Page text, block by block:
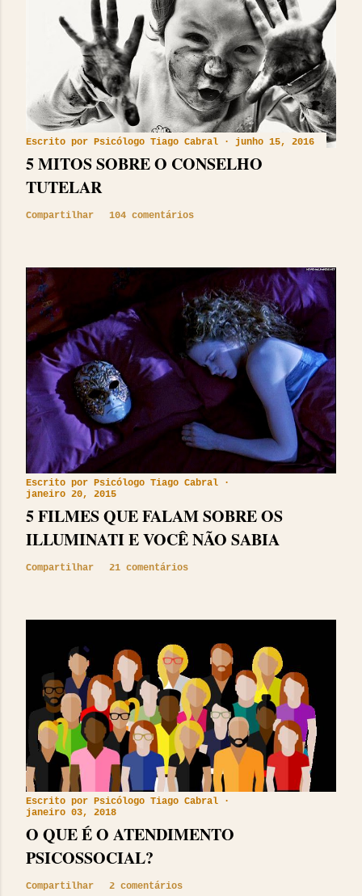
Escrito por Psicólogo Tiago Cabral junho 15, 2016
5 MITOS SOBRE O CONSELHO
TUTELAR
Compartilhar 104 comentários
Escrito por Psicólogo Tiago Cabral
janeiro 20, 2015
5 FILMES QUE FALAM SOBRE OS
ILLUMINATI E VOCÊ NÃO SABIA
Compartilhar 21 comentários
Escrito por Psicólogo Tiago Cabral
janeiro 03, 2018
O QUE É O ATENDIMENTO
PSICOSSOCIAL?
Compartilhar 2 comentários